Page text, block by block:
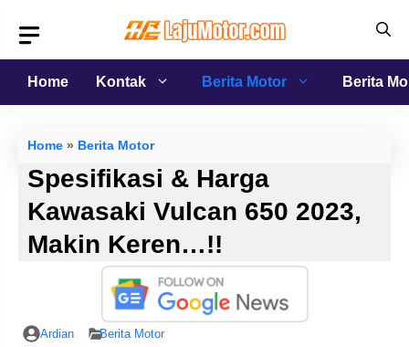
isi
Home
Kontak Berita Motor Berita
Home » Berita Motor
Spesifikasi & Harga
Kawasaki Vulcan 650 2023,
Makin Keren…!!
Ardian
Berita Motor